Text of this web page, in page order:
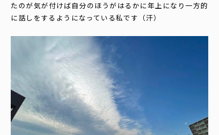
たのが気が付けば自分のほうがはるかに年上になり一方的
に話しをするようになっている私です（汗）